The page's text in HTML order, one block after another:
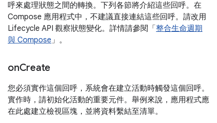
呼來處理狀態之間的轉換。下列各節將介紹這些回呼。在
Compose 應用程式中，不建議直接連結這些回呼。請改用
Lifecycle API 觀察狀態變化。詳情請參閱「 整合生命週期
與 Compose」。
onCreate
您必須實作這個回呼，系統會在建立活動時觸發這個回呼。
實作時，請初始化活動的重要元件。舉例來說，應用程式應
在此處建立檢視區塊，並將資料繫結至清單。